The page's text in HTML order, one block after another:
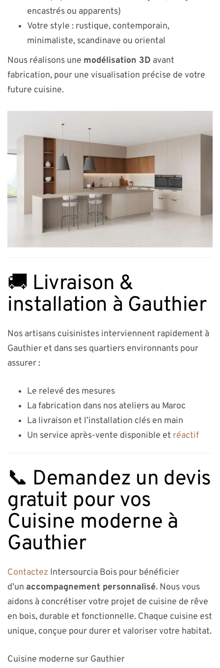
encastrés ou apparents)
Votre style : rustique, contemporain,
minimaliste, scandinave ou oriental
Nous réalisons une modélisation 3D avant
fabrication, pour une visualisation précise de votre
future cuisine.
🚚 Livraison &
installation à Gauthier
Nos artisans cuisinistes interviennent rapidement à
Gauthier et dans ses quartiers environnants pour
assurer :
Le relevé des mesures
La fabrication dans nos ateliers au Maroc
La livraison et l’installation clés en main
Un service après-vente disponible et réactif
📞 Demandez un devis
gratuit pour vos
Cuisine moderne à
Gauthier
Contactez Intersourcia Bois pour bénéficier
d’un accompagnement personnalisé. Nous vous
aidons à concrétiser votre projet de cuisine de rêve
en bois, durable et fonctionnelle. Chaque cuisine est
unique, conçue pour durer et valoriser votre habitat.
Cuisine moderne sur Gauthier